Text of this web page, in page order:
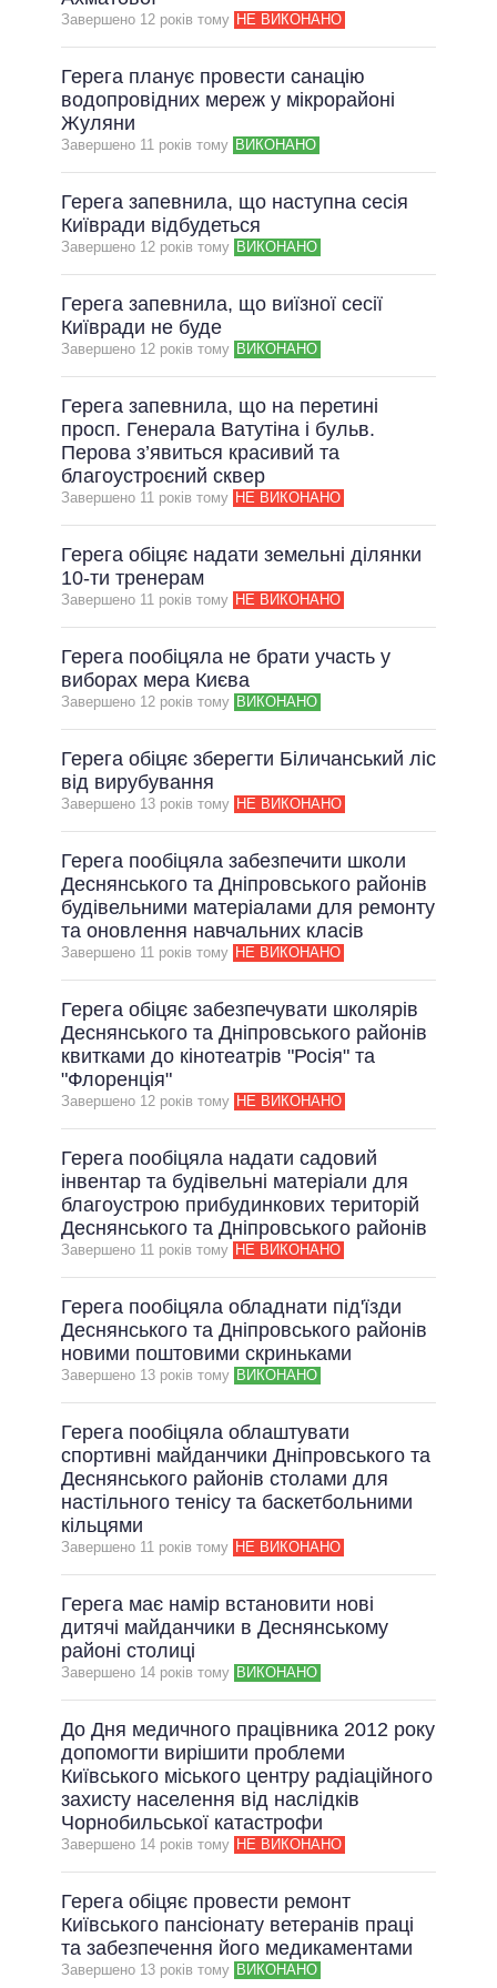
ВСІ ОБІЦЯНКИ
Завершено 12 рокiв тому НЕ ВИКОНАНО
Герега планує провести санацію
водопровідних мереж у мікрорайоні
Жуляни
Завершено 11 рокiв тому ВИКОНАНО
Герега запевнила, що наступна сесія
Київради відбудеться
Завершено 12 рокiв тому ВИКОНАНО
Герега запевнила, що виїзної сесії
Київради не буде
Завершено 12 рокiв тому ВИКОНАНО
Герега запевнила, що на перетині
просп. Генерала Ватутіна і бульв.
Перова з’явиться красивий та
благоустроєний сквер
Завершено 11 рокiв тому НЕ ВИКОНАНО
Герега обіцяє надати земельні ділянки
10-ти тренерам
Завершено 11 рокiв тому НЕ ВИКОНАНО
Герега пообіцяла не брати участь у
виборах мера Києва
Завершено 12 рокiв тому ВИКОНАНО
Герега обіцяє зберегти Біличанський ліс
від вирубування
Завершено 13 рокiв тому НЕ ВИКОНАНО
Герега пообіцяла забезпечити школи
Деснянського та Дніпровського районів
будівельними матеріалами для ремонту
та оновлення навчальних класів
Завершено 11 рокiв тому НЕ ВИКОНАНО
Герега обіцяє забезпечувати школярів
Деснянського та Дніпровського районів
квитками до кінотеатрів "Росія" та
"Флоренція"
Завершено 12 рокiв тому НЕ ВИКОНАНО
Герега пообіцяла надати садовий
інвентар та будівельні матеріали для
благоустрою прибудинкових територій
Деснянського та Дніпровського районів
Завершено 11 рокiв тому НЕ ВИКОНАНО
Герега пообіцяла обладнати під'їзди
Деснянського та Дніпровського районів
новими поштовими скриньками
Завершено 13 рокiв тому ВИКОНАНО
Герега пообіцяла облаштувати
спортивні майданчики Дніпровського та
Деснянського районів столами для
настільного тенісу та баскетбольними
кільцями
Завершено 11 рокiв тому НЕ ВИКОНАНО
Герега має намір встановити нові
дитячі майданчики в Деснянському
районі столиці
Завершено 14 рокiв тому ВИКОНАНО
До Дня медичного працівника 2012 року
допомогти вирішити проблеми
Київського міського центру радіаційного
захисту населення від наслідків
Чорнобильської катастрофи
Завершено 14 рокiв тому НЕ ВИКОНАНО
Герега обіцяє провести ремонт
Київського пансіонату ветеранів праці
та забезпечення його медикаментами
Завершено 13 рокiв тому ВИКОНАНО